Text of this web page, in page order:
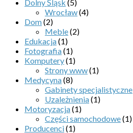
Dolny Śląsk (5)
Wrocław(4)
Dom(2)
Meble(2)
Edukacja(1)
Fotografia(1)
Komputery(1)
Strony www(1)
Medycyna(8)
Gabinety specjalistyczne
Uzależnienia(1)
Motoryzacja(1)
Części samochodowe(1)
Producenci(1)